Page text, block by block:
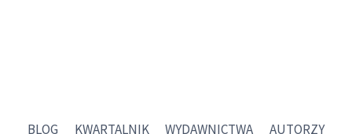
BLOG KWARTALNIK WYDAWNICTWA AUTORZY